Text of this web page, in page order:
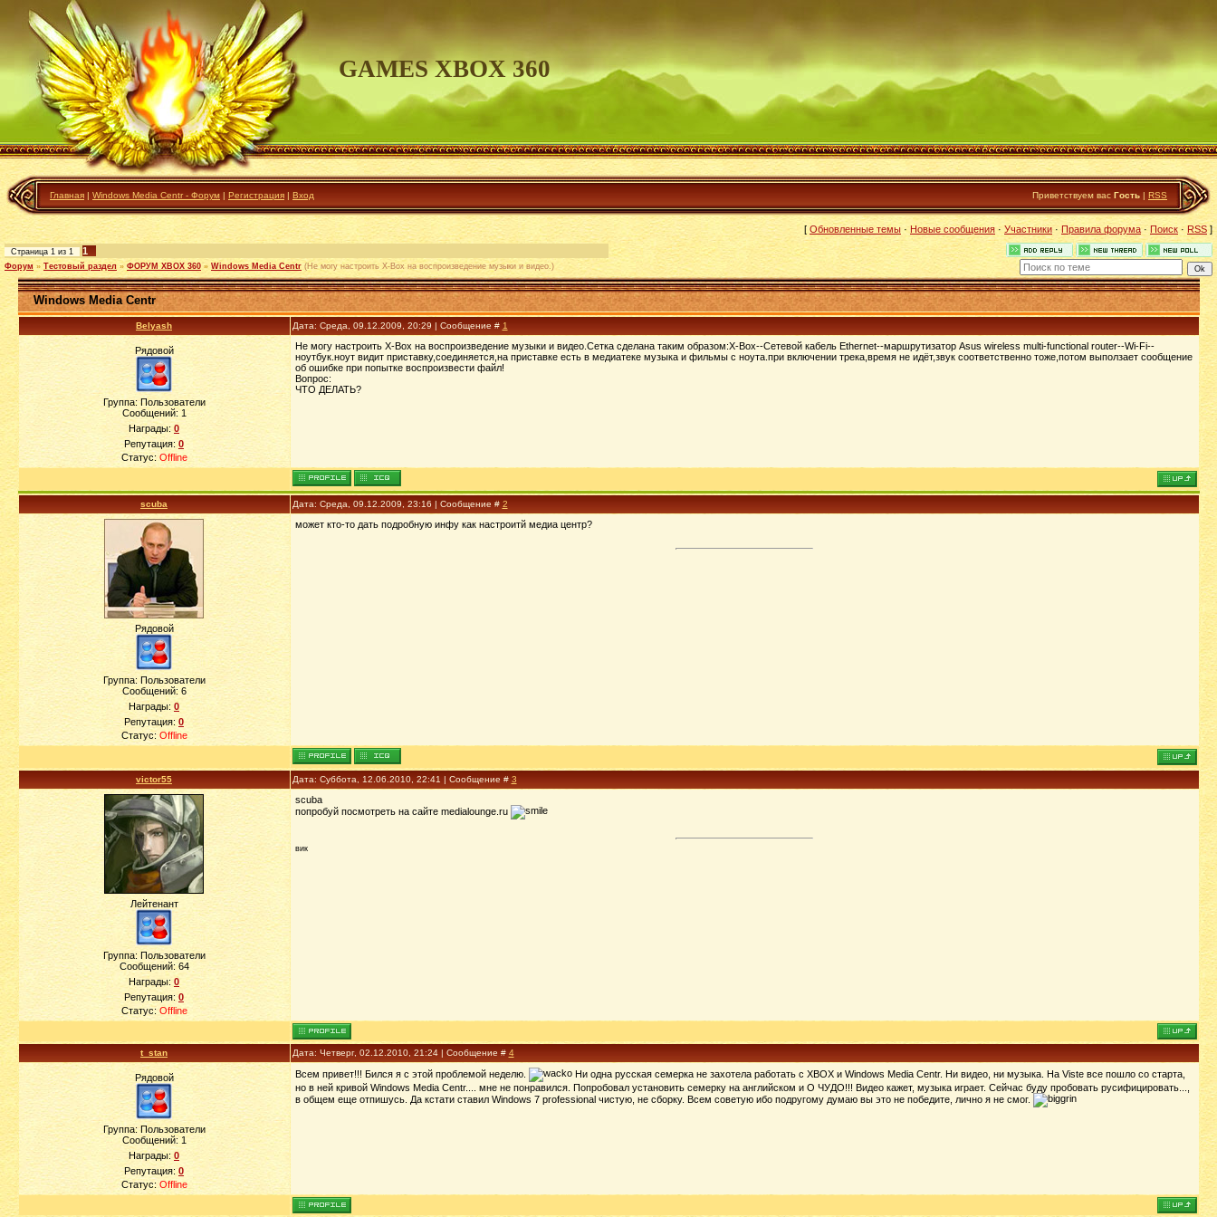
GAMES XBOX 360
Главная | Windows Media Centr - Форум | Регистрация | Вход Приветствуем вас Гость | RSS
[ Обновленные темы · Новые сообщения · Участники · Правила форума · Поиск · RSS ]
Страница 1 из 1 1
Форум » Тестовый раздел » ФОРУМ XBOX 360 » Windows Media Centr (Не могу настроить X-Box на воспроизведение музыки и видео.)
Windows Media Centr
Belyash Дата: Среда, 09.12.2009, 20:29 | Сообщение # 1
Рядовой
Группа: Пользователи
Сообщений:1
Награды: 0
Репутация:0
Статус: Offline
Не могу настроить X-Box на воспроизведение музыки и видео.Сетка сделана таким образом:Х-Вох--Сетевой кабель Ethernet--маршрутизатор Asus wireless multi-functional router--Wi-Fi--
ноутбук.ноут видит приставку,соединяется,на приставке есть в медиатеке музыка и фильмы с ноута.при включении трека,время не идёт,звук соответственно тоже,потом выползает сообщение
об ошибке при попытке воспроизвести файл!
Вопрос:
ЧТО ДЕЛАТЬ?
scuba Дата: Среда, 09.12.2009, 23:16 | Сообщение # 2
Рядовой
Группа: Пользователи
Сообщений: 6
Награды: 0
Репутация: 0
Статус: Offline
может кто-то дать подробную инфу как настроитй медиа центр?
victor55 Дата: Суббота, 12.06.2010, 22:41 | Сообщение # 3
Лейтенант
Группа: Пользователи
Сообщений:64
Награды: 0
Репутация: 0
Статус: Offline
scuba
попробуй посмотреть на сайте medialounge.ru
вик
t_stan Дата: Четверг, 02.12.2010, 21:24 | Сообщение # 4
Рядовой
Группа: Пользователи
Сообщений:1
Награды: 0
Репутация:0
Статус: Offline
Всем привет!!! Бился я с этой проблемой неделю.
Ни одна русская семерка не захотела работать с XBOX и Windows Media Centr. Ни видео, ни музыка. На Viste все пошло со старта,
но в ней кривой Windows Media Centr.... мне не понравился. Попробовал установить семерку на английском и О ЧУДО!!! Видео кажет, музыка играет. Сейчас буду пробовать русифицировать...,
в общем еще отпишусь. Да кстати ставил Windows 7 professional чистую, не сборку. Всем советую ибо подругому думаю вы это не победите, лично я не смог.